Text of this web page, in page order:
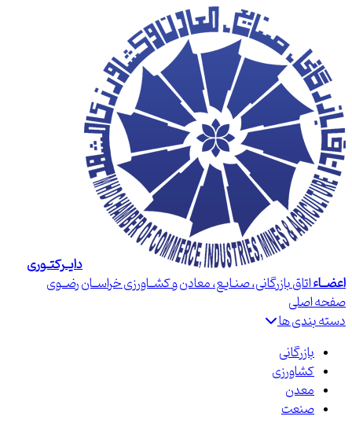
دایــرکتــوری
اعضــاءاتاق بازرگانی، صنـایع، معادن و کشــاورزی خراســان رضــوی
صفحه اصلی
دسته بندی ها
بازرگانی
کشاورزی
معدن
صنعت